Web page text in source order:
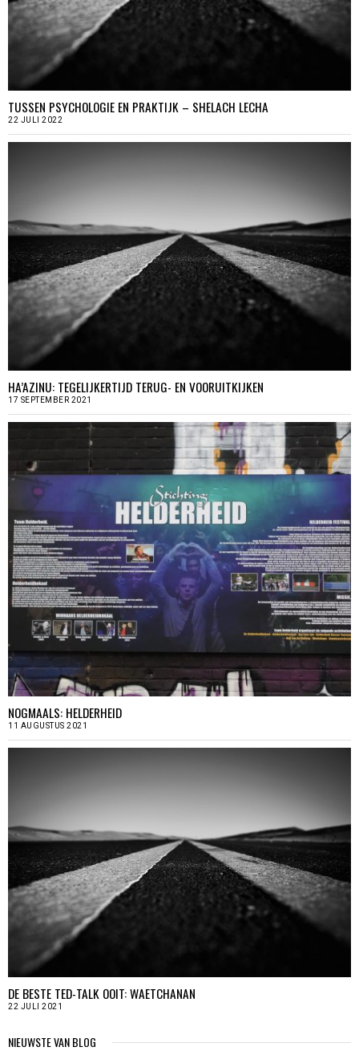
TUSSEN PSYCHOLOGIE EN PRAKTIJK – SHELACH LECHA
22 JULI 2022
HA’AZINU: TEGELIJKERTIJD TERUG- EN VOORUITKIJKEN
17 SEPTEMBER 2021
NOGMAALS: HELDERHEID
11 AUGUSTUS 2021
DE BESTE TED-TALK OOIT: WAETCHANAN
22 JULI 2021
NIEUWSTE VAN BLOG